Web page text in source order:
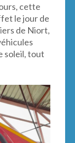
cette
le jour de
de Niort,
soleil, tout